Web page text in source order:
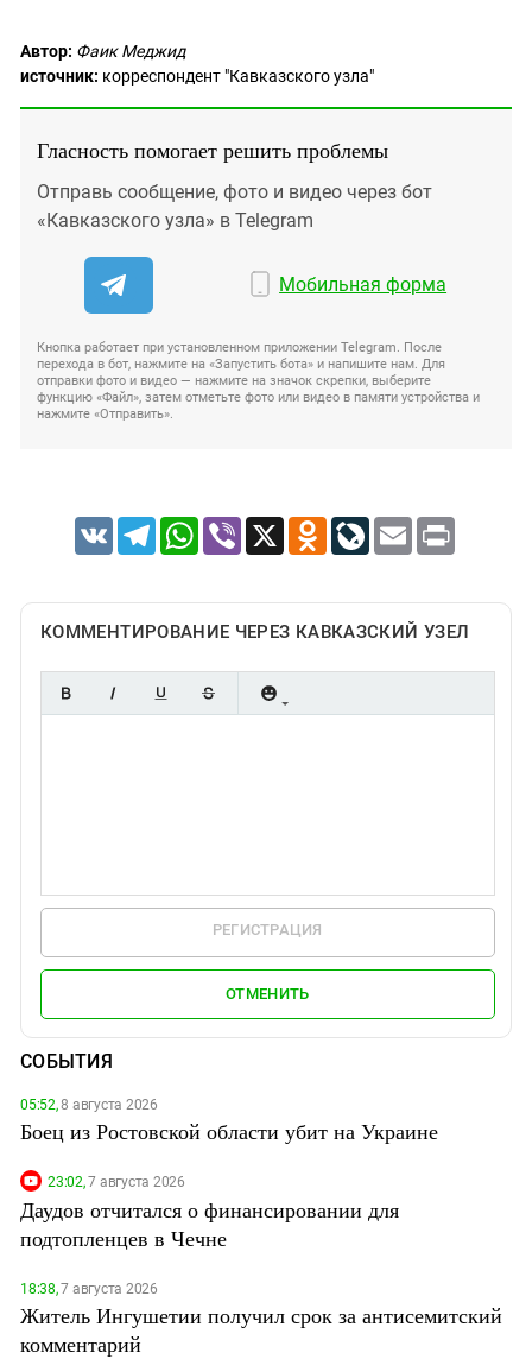
Автор: Фаик Меджид
источник: корреспондент "Кавказского узла"
Гласность помогает решить проблемы
Отправь сообщение, фото и видео через бот
«Кавказского узла» в Telegram
Мобильная форма
Кнопка работает при установленном приложении Telegram. После
перехода в бот, нажмите на «Запустить бота» и напишите нам. Для
отправки фото и видео — нажмите на значок скрепки, выберите
функцию «Файл», затем отметьте фото или видео в памяти устройства и
нажмите «Отправить».
VK TelegramWhatsApp
Viber X Odnoklassniki
LiveJournal
Email Print
КОММЕНТИРОВАНИЕ ЧЕРЕЗ КАВКАЗСКИЙ УЗЕЛ
РЕГИСТРАЦИЯ
ОТМЕНИТЬ
СОБЫТИЯ
05:52,8 августа 2026
Боец из Ростовской области убит на Украине
23:02,7 августа 2026
Даудов отчитался о финансировании для
подтопленцев в Чечне
18:38,7 августа 2026
Житель Ингушетии получил срок за антисемитский
комментарий